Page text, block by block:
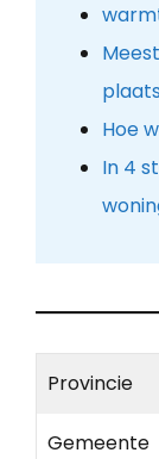
Hoe
In 4
Provincie
Gemeente